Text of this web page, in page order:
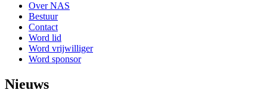
Over NAS
Bestuur
Contact
Word lid
Word vrijwilliger
Word sponsor
Nieuws